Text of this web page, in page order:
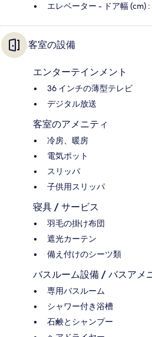
エレベーター - ドア幅 (cm) :
客室の設備
エンターテインメント
36 インチの薄型テレビ
デジタル放送
客室のアメニティ
冷房、暖房
電気ポット
スリッパ
子供用スリッパ
寝具 / サービス
羽毛の掛け布団
遮光カーテン
備え付けのシーツ類
バスルーム設備 / バスアメ
専用バスルーム
シャワー付き浴槽
石鹸とシャンプー